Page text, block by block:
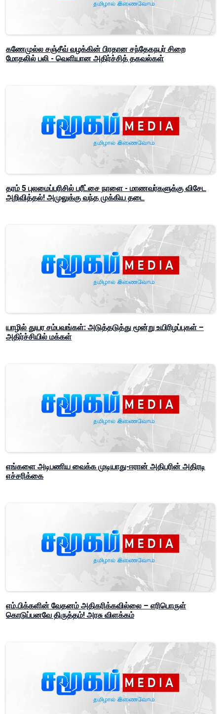
கணேமுல்ல சஞ்சீவ் வழக்கின் பிரதான சந்தேகநபர் சிறை
மோதலில் பலி - வெளியான அதிர்ச்சித் தகவல்கள்
தரம் 5 புலமைப்பரிசில் பரீட்சை நாளை - மாணவர்களுக்கு விசேட
அறிவித்தல்! அமுலுக்கு வந்த முக்கிய தடை
யாழில் துயர சம்பவங்கள்: அடுத்தடுத்து மூன்று உயிரிழப்புகள் –
அதிர்ச்சியில் மக்கள்
எங்களை அடிபணிய வைக்க முடியாது-ஈரான் அதிபரின் அதிரடி
எச்சரிக்கை
எம்.பிக்களின் வேதனம் அதிகரிக்கவில்லை – எரிபொருள்
கொடுப்பனவே திருத்தம்! அரசு விளக்கம்